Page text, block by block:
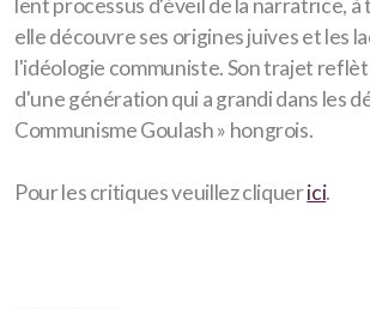
lent processus d'éveil de la narratrice, à
elle découvre ses origines juives et les
l'idéologie communiste. Son trajet
d'une génération qui a grandi dans les
Communisme Goulash » hongrois.
Pour les critiques veuillez cliquerici.